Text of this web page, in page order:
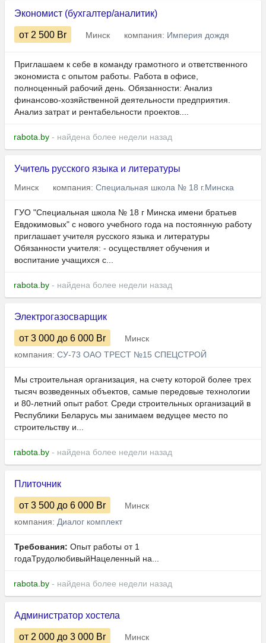
Экономист (бухгалтер/аналитик)
от 2 500 Br Минск компания: Империя дождя
Приглашаем к себе в команду грамотного и ответственного
экономиста с опытом работы. Работа в офисе,
полноценный рабочий день. Обязанности: Анализ
финансово-хозяйственной деятельности предприятия.
Анализ затрат и рентабельности проектов....
rabota.by - найдена более недели назад
Учитель русского языка и литературы
Минск компания: Специальная школа № 18 г.Минска
ГУО "Специальная школа № 18 г Минска имени братьев
Евдокимовых" с нового учебного года на постоянную работу
приглашает учителя русского языка и литературы
Обязанности учителя: - осуществляет обучения и
воспитание учащихся с...
rabota.by - найдена более недели назад
Электрогазосварщик
от 3 000 до 6 000 Br
Минск
компания: СУ-73 ОАО ТРЕСТ №15 СПЕЦСТРОЙ
Мы строительная организация, на счету которой более трех
тысяч возведенных объектов, самые передовые технологии
и 80-летний опыт работ. Среди строительных организаций в
Республики Беларусь мы занимаем ведущее место по
строительству и...
rabota.by - найдена более недели назад
Плиточник
от 3 500 до 6 000 Br
Минск
компания: Диалог комплект
Требования: Опыт работы от 1
годаТрудолюбивыйНацеленный на...
rabota.by - найдена более недели назад
Администратор хостела
от 2 000 до 3 000 Br
Минск